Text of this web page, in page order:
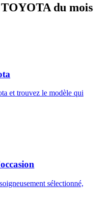
du mois
et trouvez le modèle qui
sélectionné,